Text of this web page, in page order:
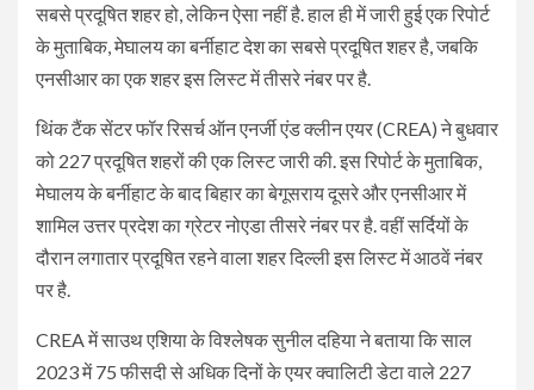
सबसे प्रदूषित शहर हो, लेकिन ऐसा नहीं है. हाल ही में जारी हुई एक रिपोर्ट
के मुताबिक, मेघालय का बर्नीहाट देश का सबसे प्रदूषित शहर है, जबकि
एनसीआर का एक शहर इस लिस्ट में तीसरे नंबर पर है.
थिंक टैंक सेंटर फॉर रिसर्च ऑन एनर्जी एंड क्लीन एयर (CREA) ने बुधवार
को 227 प्रदूषित शहरों की एक लिस्ट जारी की. इस रिपोर्ट के मुताबिक,
मेघालय के बर्नीहाट के बाद बिहार का बेगूसराय दूसरे और एनसीआर में
शामिल उत्तर प्रदेश का ग्रेटर नोएडा तीसरे नंबर पर है. वहीं सर्दियों के
दौरान लगातार प्रदूषित रहने वाला शहर दिल्ली इस लिस्ट में आठवें नंबर
पर है.
CREA में साउथ एशिया के विश्लेषक सुनील दहिया ने बताया कि साल
2023 में 75 फीसदी से अधिक दिनों के एयर क्वालिटी डेटा वाले 227